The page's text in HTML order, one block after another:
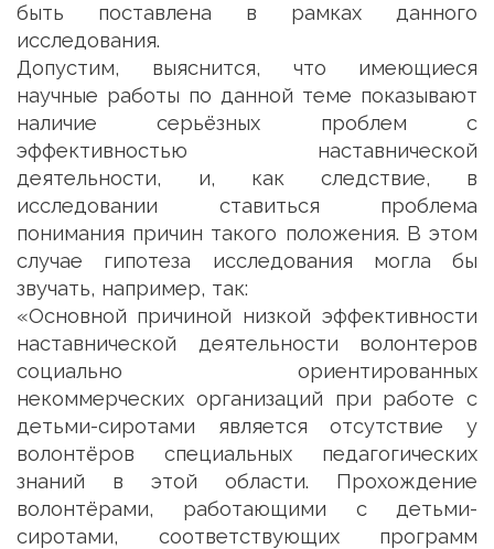
быть поставлена в рамках данного
исследования.
Допустим, выяснится, что имеющиеся
научные работы по данной теме показывают
наличие серьёзных проблем с
эффективностью наставнической
деятельности, и, как следствие, в
исследовании ставиться проблема
понимания причин такого положения. В этом
случае гипотеза исследования могла бы
звучать, например, так:
«Основной причиной низкой эффективности
наставнической деятельности волонтеров
социально ориентированных
некоммерческих организаций при работе с
детьми-сиротами является отсутствие у
волонтёров специальных педагогических
знаний в этой области. Прохождение
волонтёрами, работающими с детьми-
сиротами, соответствующих программ